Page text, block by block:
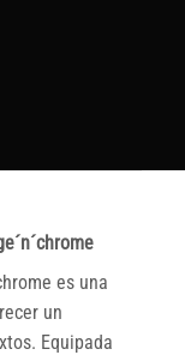
es una
un
Equipada